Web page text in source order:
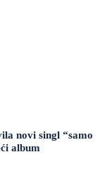
novi singl “samo
album